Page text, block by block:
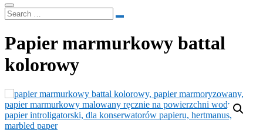
Papier marmurkowy battal
kolorowy